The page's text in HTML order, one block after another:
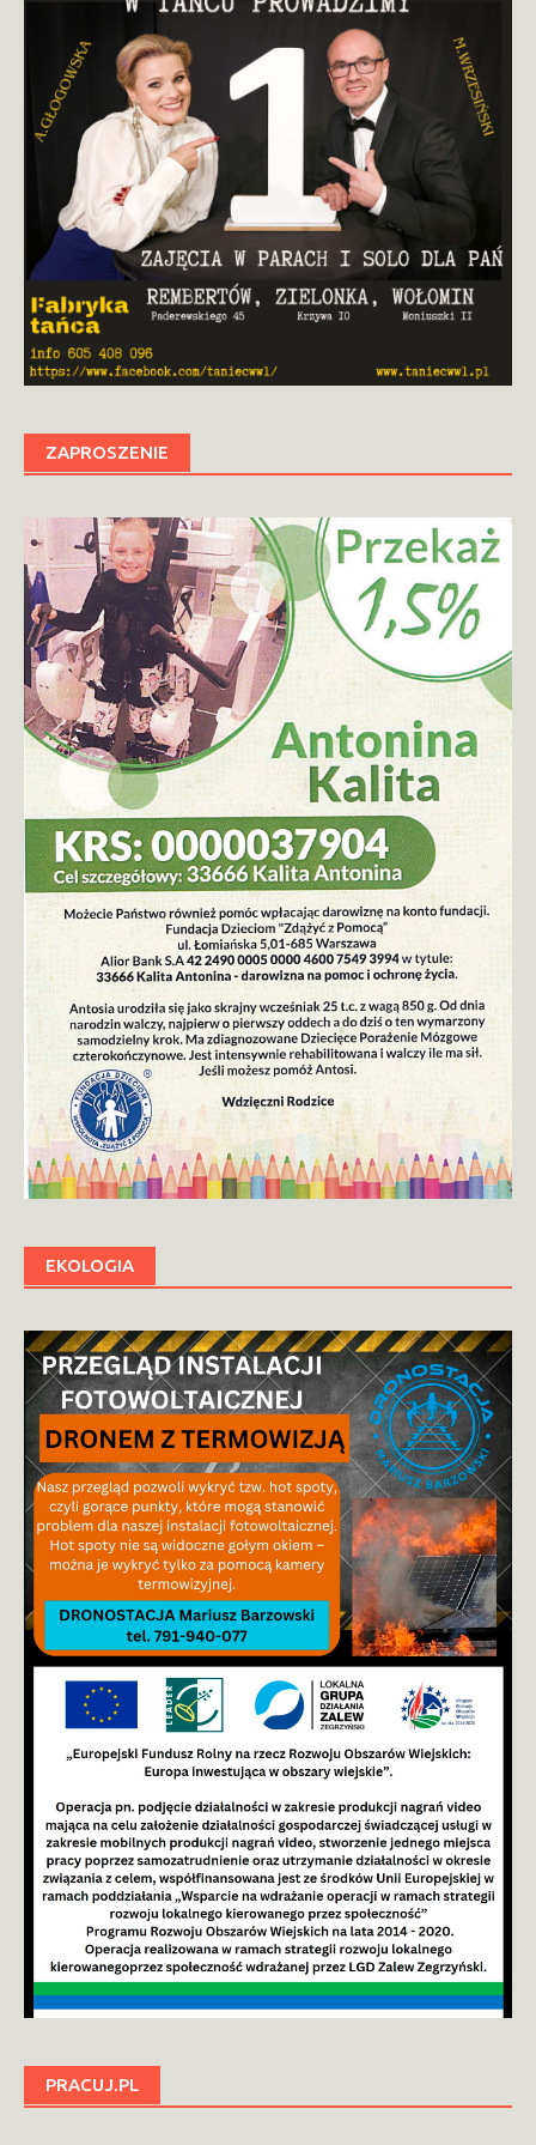
ZAPROSZENIE
EKOLOGIA
PRACUJ.PL